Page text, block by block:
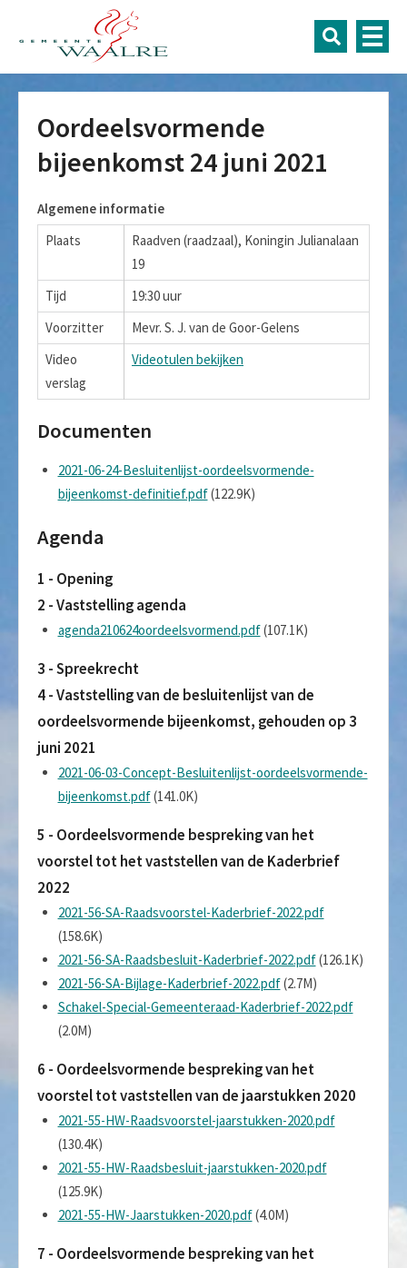
Oordeelsvormende
bijeenkomst 24 juni 2021
Algemene informatie
Plaats
Raadven (raadzaal), Koningin Julianalaan
19
Tijd
19:30 uur
Voorzitter
Mevr. S. J. van de Goor-Gelens
Video
verslag
Videotulen bekijken
Documenten
2021-06-24-Besluitenlijst-oordeelsvormende-
bijeenkomst-definitief.pdf(122.9K)
Agenda
1 - Opening
2 - Vaststelling agenda
agenda210624oordeelsvormend.pdf(107.1K)
3 - Spreekrecht
4 - Vaststelling van de besluitenlijst van de
oordeelsvormende bijeenkomst, gehouden op 3
juni 2021
2021-06-03-Concept-Besluitenlijst-oordeelsvormende-
bijeenkomst.pdf(141.0K)
5 - Oordeelsvormende bespreking van het
voorstel tot het vaststellen van de Kaderbrief
2022
2021-56-SA-Raadsvoorstel-Kaderbrief-2022.pdf
(158.6K)
2021-56-SA-Raadsbesluit-Kaderbrief-2022.pdf(126.1K)
2021-56-SA-Bijlage-Kaderbrief-2022.pdf(2.7M)
Schakel-Special-Gemeenteraad-Kaderbrief-2022.pdf
(2.0M)
6 - Oordeelsvormende bespreking van het
voorstel tot vaststellen van de jaarstukken 2020
2021-55-HW-Raadsvoorstel-jaarstukken-2020.pdf
(130.4K)
2021-55-HW-Raadsbesluit-jaarstukken-2020.pdf
(125.9K)
2021-55-HW-Jaarstukken-2020.pdf(4.0M)
7 - Oordeelsvormende bespreking van het